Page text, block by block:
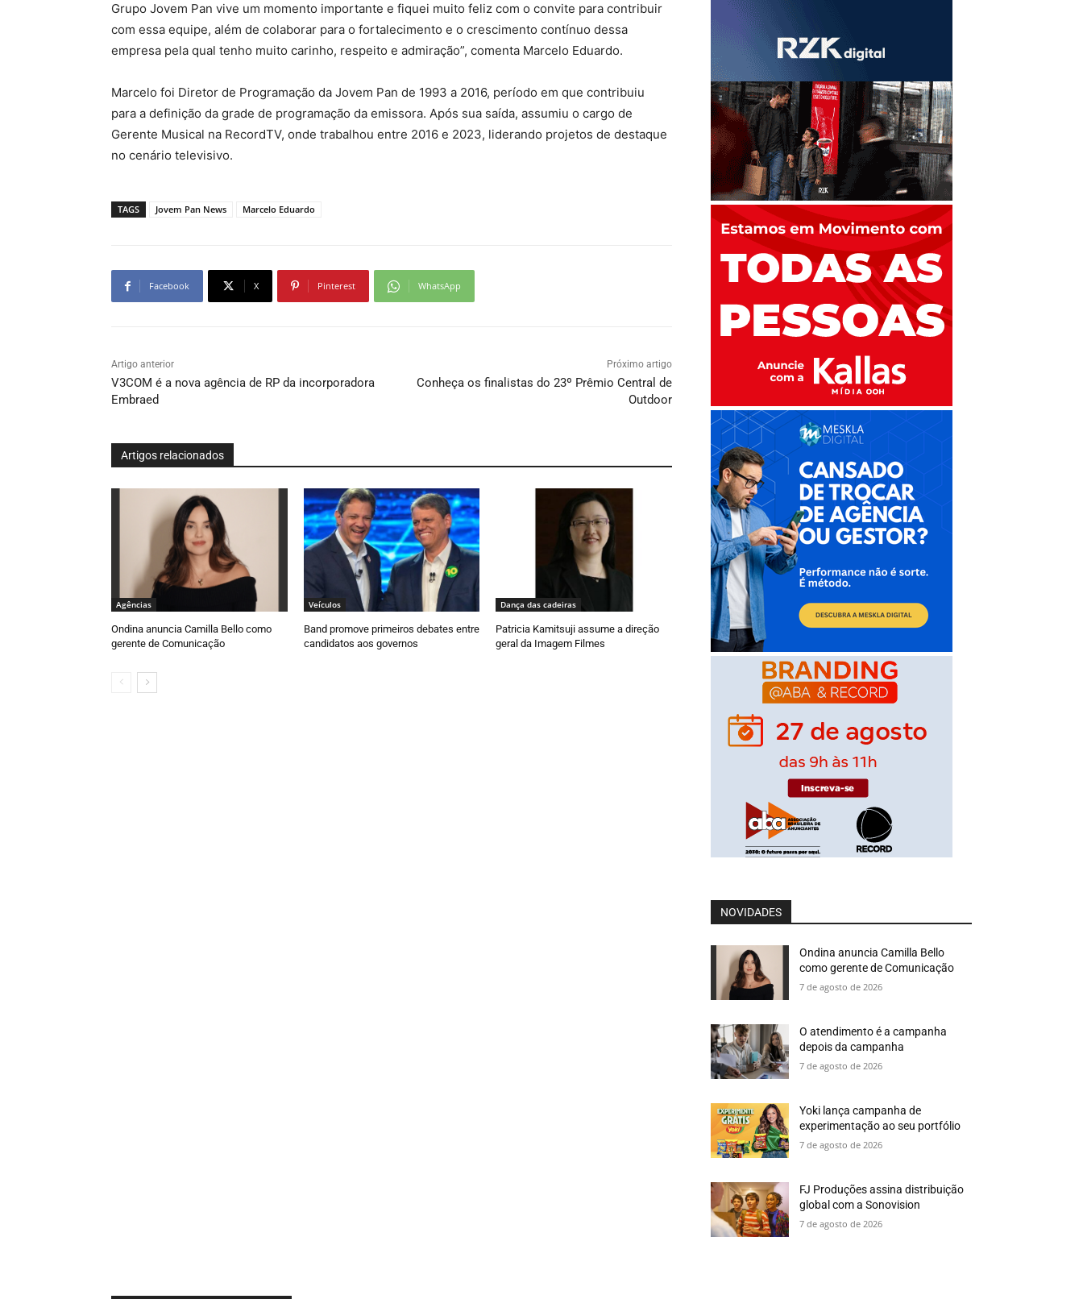
Grupo Jovem Pan vive um momento importante e fiquei muito feliz com o convite para contribuir
com essa equipe, além de colaborar para o fortalecimento e o crescimento contínuo dessa
empresa pela qual tenho muito carinho, respeito e admiração”, comenta Marcelo Eduardo.
Marcelo foi Diretor de Programação da Jovem Pan de 1993 a 2016, período em que contribuiu
para a definição da grade de programação da emissora. Após sua saída, assumiu o cargo de
Gerente Musical na RecordTV, onde trabalhou entre 2016 e 2023, liderando projetos de destaque
no cenário televisivo.
TAGS Jovem Pan News Marcelo Eduardo
Facebook X Pinterest WhatsApp
Artigo anterior
V3COM é a nova agência de RP da incorporadora
Embraed
Próximo artigo
Conheça os finalistas do 23º Prêmio Central de
Outdoor
Artigos relacionados
Agências
Ondina anuncia Camilla Bello como
gerente de Comunicação
Veículos
Band promove primeiros debates entre
candidatos aos governos
Dança das cadeiras
Patricia Kamitsuji assume a direção
geral da Imagem Filmes
NOVIDADES
Ondina anuncia Camilla Bello
como gerente de Comunicação
7 de agosto de 2026
O atendimento é a campanha
depois da campanha
7 de agosto de 2026
Yoki lança campanha de
experimentação ao seu portfólio
7 de agosto de 2026
FJ Produções assina distribuição
global com a Sonovision
7 de agosto de 2026